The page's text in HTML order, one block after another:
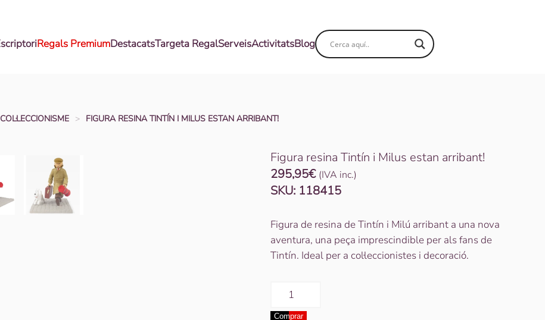
Regals PremiumDestacatsTargeta RegalServeisActivitatsBlog
FIGURA RESINA TINTÍN I MILUS ESTAN ARRIBANT!
Figura resina Tintín i Milus estan arribant!
295,95€ (IVA inc.)
SKU: 118415
Figura de resina de Tintín i Milú arribant a una nova
aventura, una peça imprescindible per als fans de
Tintín. Ideal per a col·leccionistes i decoració.
quantitat
Comprar